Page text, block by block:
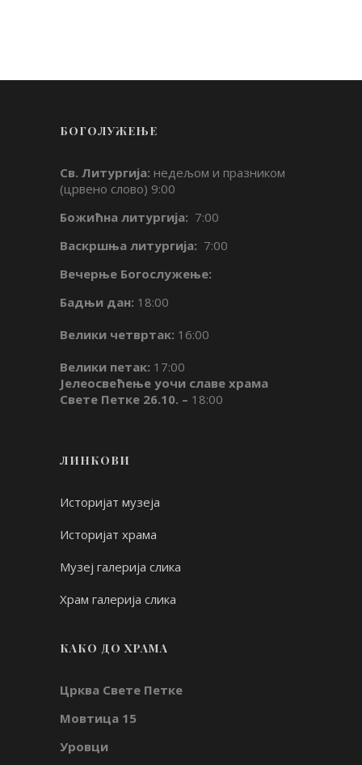
БОГОЛУЖЕЊЕ
Св. Литургија: недељом и празником
(црвено слово) 9:00
Божићна литургија: 7:00
Васкршња литургија: 7:00
Вечерње Богослужење:
Бадњи дан: 18:00
Велики четвртак: 16:00
Велики петак: 17:00
Јелеосвећење уочи славе храма
Свете Петке 26.10. – 18:00
ЛИНКОВИ
Историјат музеја
Историјат храма
Музеј галерија слика
Храм галерија слика
КАКО ДО ХРАМА
Црква Свете Петке
Мовтица 15
Уровци